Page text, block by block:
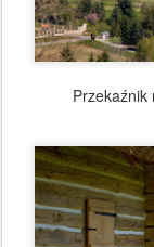
Przekaźnik